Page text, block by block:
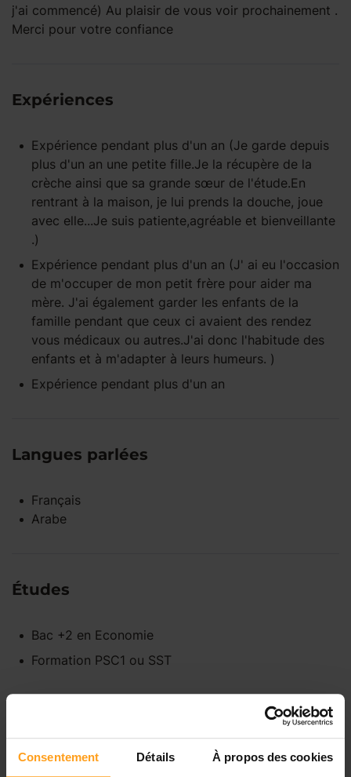
Consentement Détails À propos des cookies
j'ai commencé) Au plaisir de vous voir prochainement .
Merci pour votre confiance
Expériences
Expérience pendant plus d'un an (Je garde depuis
plus d'un an une petite fille.Je la récupère de la
crèche ainsi que sa grande sœur de l'étude.En
rentrant à la maison, je lui prends la douche, joue
avec elle...Je suis patiente,agréable et bienveillante
.)
Expérience pendant plus d'un an (J' ai eu l'occasion
de m'occuper de mon petit frère pour aider ma
mère. J'ai également garder les enfants de la
famille pendant que ceux ci avaient des rendez
vous médicaux ou autres.J'ai donc l'habitude des
enfants et à m'adapter à leurs humeurs. )
Expérience pendant plus d'un an
Langues parlées
Français
Arabe
Études
Bac +2 en Economie
Formation PSC1 ou SST